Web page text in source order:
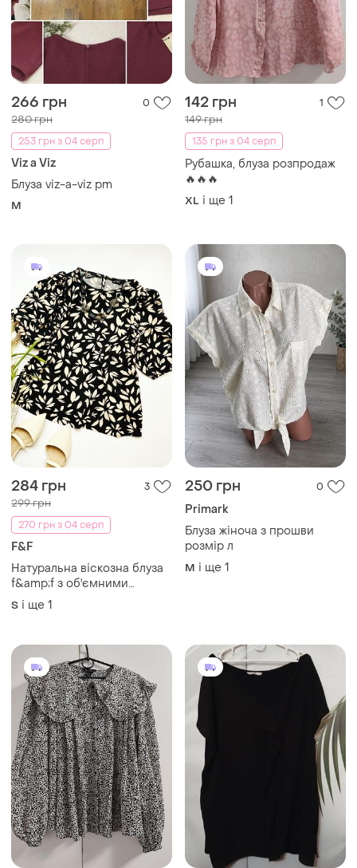
266 грн 0
280 грн
253 грн з 04 серп
Viz a Viz
Блуза viz-a-viz pm
M
142 грн 1
149 грн
135 грн з 04 серп
Рубашка, блуза розпродаж
🔥🔥🔥
XL і ще 1
284 грн 3
299 грн
270 грн з 04 серп
F&F
Натуральна віскозна блуза
f&amp;f з об'ємними
рукавами-ліхтариками
розмір м
S і ще 1
250 грн 0
Primark
Блуза жіноча з прошви
розмір л
M і ще 1